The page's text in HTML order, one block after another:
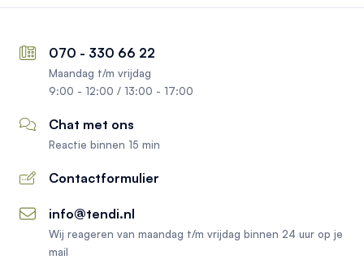
070 - 330 66 22
Maandag t/m vrijdag
9:00 - 12:00 / 13:00 - 17:00
Chat met ons
Reactie binnen 15 min
Contactformulier
info@tendi.nl
Wij reageren van maandag t/m vrijdag binnen 24 uur op je
mail